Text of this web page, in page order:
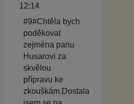
12:14
#9#Chtěla bych
poděkovat
zejména panu
Husarovi za
skvělou
přípravu ke
zkouškám.Dostala